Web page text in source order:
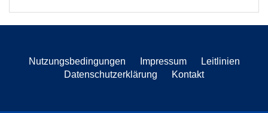
Nutzungsbedingungen Impressum
Leitlinien
Datenschutzerklärung
Kontakt